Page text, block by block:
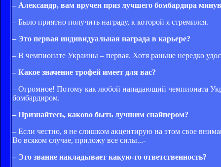
– Александр, вам вручен приз лучшего бомбардира
– Было приятно получить награду, к которой я стремился.
– Это первая индивидуальная награда в карьере?
– В чемпионате Украины – первая. Хотя раньше нередко
– Какое значение трофей имеет для вас?
– Огромное! Потому как любой нападающий чемпионата
бомбардиром.
– Признайтесь, каково быть лучшим снайпером?
– Если честно, я не слишком акцентирую на этом свое
Во всяком случае, приложу все силы...-
– Это звание накладывает какую-то ответственность?